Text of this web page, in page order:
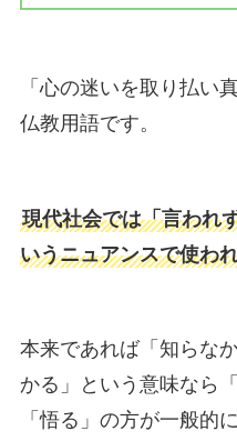
「心の迷いを取り払い
仏教用語です。
現代社会では「言われ
いうニュアンスで使わ
本来であれば「知らな
かる」という意味なら
「悟る」の方が一般的